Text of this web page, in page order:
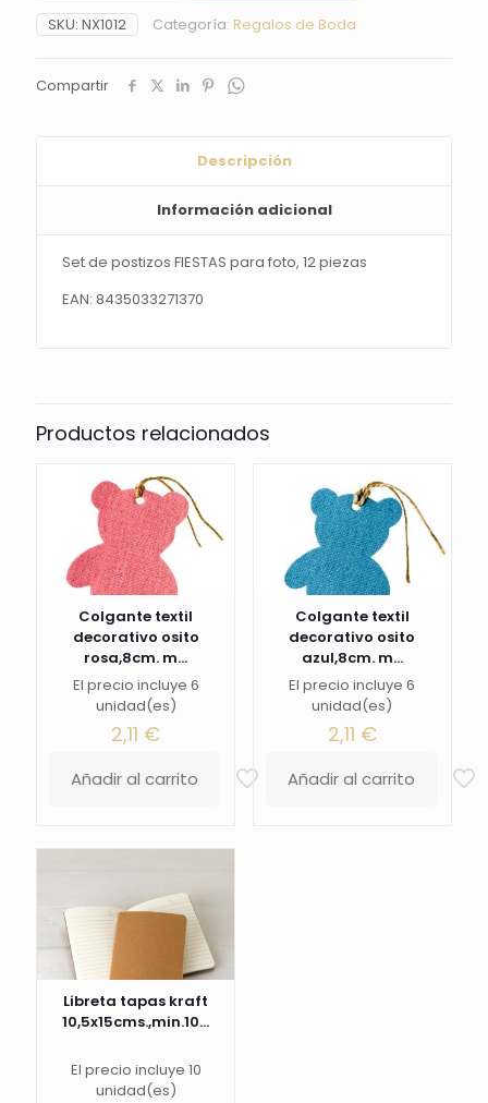
FIESTAS
para
piezas
SKU: NX1012 Categoría: Regalos de Boda
Compartir
Descripción
Información adicional
Set de postizos FIESTAS para foto, 12 piezas
EAN: 8435033271370
Productos relacionados
Colgante textil
decorativo osito
rosa,8cm. m...
El precio incluye 6
unidad(es)
2,11 €
Añadir al carrito
Colgante textil
decorativo osito
azul,8cm. m...
El precio incluye 6
unidad(es)
2,11 €
Añadir al carrito
Libreta tapas kraft
10,5x15cms.,min.10...
El precio incluye 10
unidad(es)